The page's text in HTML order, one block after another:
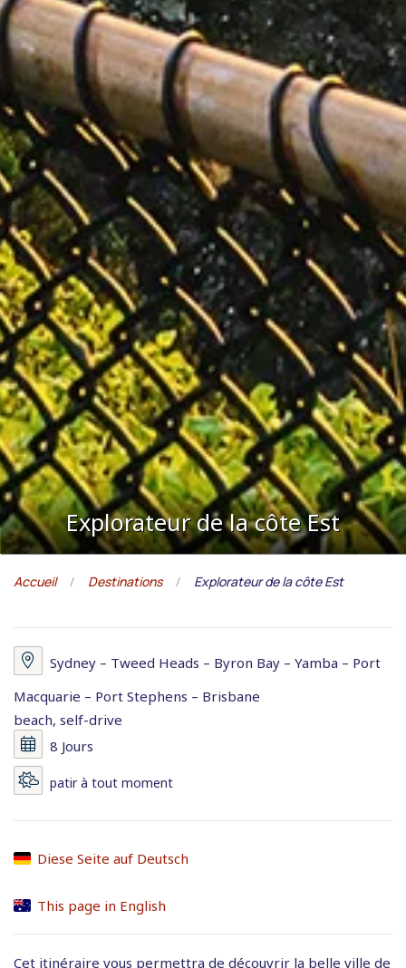
Explorateur de la côte Est
Accueil Destinations Explorateur de la côte Est
Sydney – Tweed Heads – Byron Bay – Yamba – Port
Macquarie – Port Stephens – Brisbane
beach, self-drive
8 Jours
patir à tout moment
Diese Seite auf Deutsch
This page in English
Cet itinéraire vous permettra de découvrir la belle ville de